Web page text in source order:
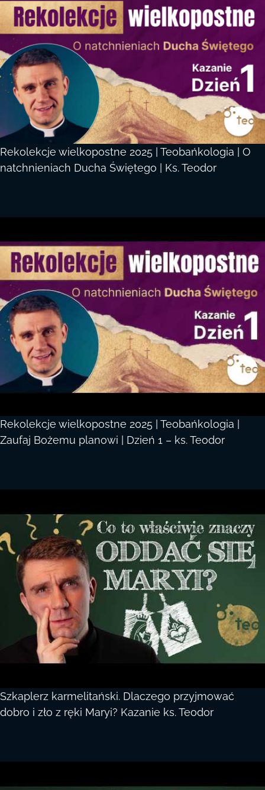
Rekolekcje wielkopostne 2025 | Teobańkologia | O
natchnieniach Ducha Świętego | Ks. Teodor
Rekolekcje wielkopostne 2025 | Teobańkologia |
Zaufaj Bożemu planowi | Dzień 1 – ks. Teodor
Szkaplerz karmelitański. Dlaczego przyjmować
dobro i zło z ręki Maryi? Kazanie ks. Teodor